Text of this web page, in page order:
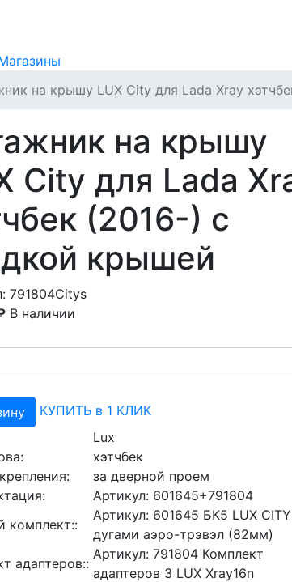
на крышу LUX City для Lada Xray
на крышу
City для Lada
(2016-) с
крышей
791804Citys
В наличии
КУПИТЬ в 1 КЛИК
Lux
хэтчбек
за дверной проем
Артикул: 601645+791804
комплект::
Артикул: 601645 БК5 LUX
дугами аэро-трэвэл (82мм)
адаптеров::
Артикул: 791804 Комплект
адаптеров 3 LUX Xray16n